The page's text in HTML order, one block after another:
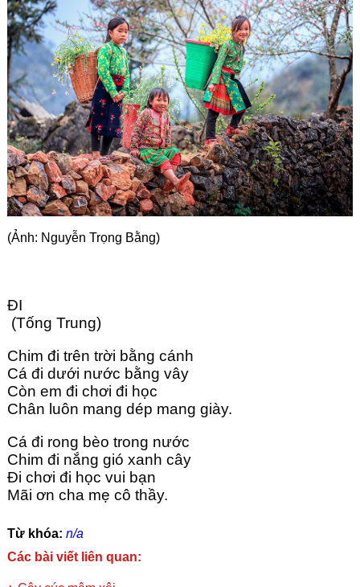
Góc chia sẻ
Liên hệ
Tìm kiếm
(Ảnh: Nguyễn Trọng Bằng)
ĐI
(Tống Trung)
Chim đi trên trời bằng cánh
Cá đi dưới nước bằng vây
Còn em đi chơi đi học
Chân luôn mang dép mang giày.
Cá đi rong bèo trong nước
Chim đi nắng gió xanh cây
Đi chơi đi học vui bạn
Mãi ơn cha mẹ cô thầy.
Từ khóa: n/a
Các bài viết liên quan: